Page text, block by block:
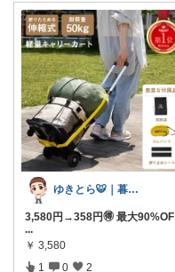
ゆきとら🐯｜暮らしをラクにしたいパパ
3,580円→358円🉐 最大90%OF
...
￥ 3,580
1 0 2